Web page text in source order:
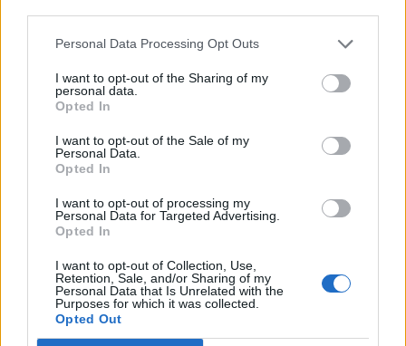
Personal Data Processing Opt Outs
I want to opt-out of the Sharing of my
personal data.
Opted In
I want to opt-out of the Sale of my
Personal Data.
Opted In
I want to opt-out of processing my
Personal Data for Targeted Advertising.
Opted In
I want to opt-out of Collection, Use,
Retention, Sale, and/or Sharing of my
Personal Data that Is Unrelated with the
Purposes for which it was collected.
Opted Out